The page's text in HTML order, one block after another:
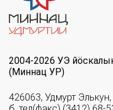
2004-2026 УЭ
(Миннац УР)
426063, Удмурт